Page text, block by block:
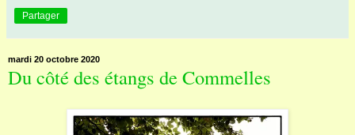
Partager
mardi 20 octobre 2020
Du côté des étangs de Commelles